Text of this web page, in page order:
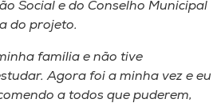
Social e do Conselho Municipal
do projeto.
família e não tive
Agora foi a minha vez e eu
a todos que puderem,